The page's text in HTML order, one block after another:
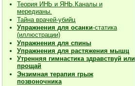
Теория ИНЬ и ЯНЬ.Каналы и
мередианы.
Тайна врачей-убийц
Упражнения для осанки-статика
(иллюстрации)
Упражнения для спины
Упражнения для растяжения мышц
Утренняя гимнастика здравствуй или
прощай
Энзимная терапия грыж
позвоночника